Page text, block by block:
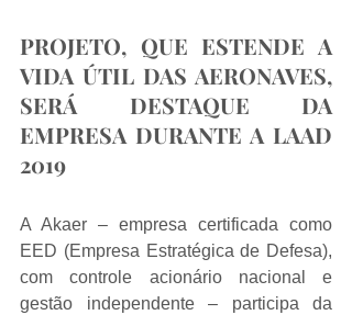
PROJETO, QUE ESTENDE A
VIDA ÚTIL DAS AERONAVES,
SERÁ DESTAQUE DA
EMPRESA DURANTE A LAAD
2019
A Akaer – empresa certificada como
EED (Empresa Estratégica de Defesa),
com controle acionário nacional e
gestão independente – participa da